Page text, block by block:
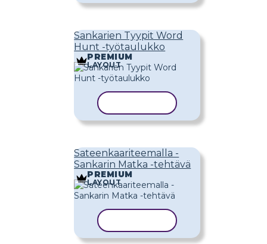
Sankarien Tyypit Word
Hunt -työtaulukko
PREMIUM
LAYOUT
Sateenkaariteemalla -
Sankarin Matka -tehtävä
PREMIUM
LAYOUT